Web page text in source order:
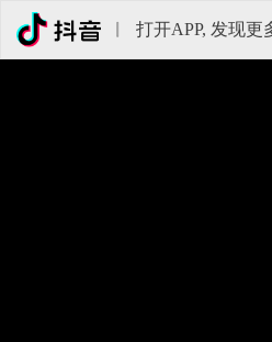
打开APP, 发现更